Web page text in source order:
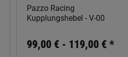
Pazzo Racing
Kupplungshebel - V-00
99,00 € - 119,00 €*